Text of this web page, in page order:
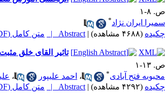
ص. ۸-۱
سمیرا ایران نژاد*
چکیده (۴۶۸۸ مشاهده) |
Abstract | متن کامل (PDF)
تاثیر القای خلق
ص. ۱۳-۱
محبوبه فتح آبادی* ، احمد علیپور ،
چکیده (۴۲۹۲ مشاهده) |
Abstract | متن کامل (PDF)